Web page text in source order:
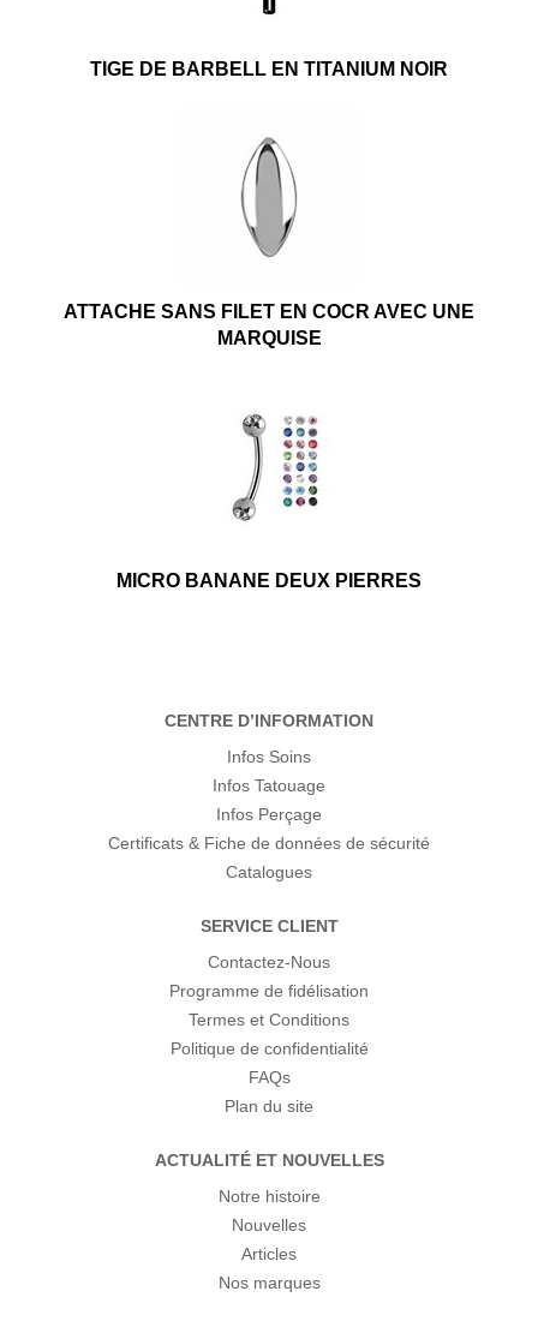
TIGE DE BARBELL EN TITANIUM NOIR
ATTACHE SANS FILET EN COCR AVEC UNE
MARQUISE
MICRO BANANE DEUX PIERRES
CENTRE D’INFORMATION
Infos Soins
Infos Tatouage
Infos Perçage
Certificats & Fiche de données de sécurité
Catalogues
SERVICE CLIENT
Contactez-Nous
Programme de fidélisation
Termes et Conditions
Politique de confidentialité
FAQs
Plan du site
ACTUALITÉ ET NOUVELLES
Notre histoire
Nouvelles
Articles
Nos marques